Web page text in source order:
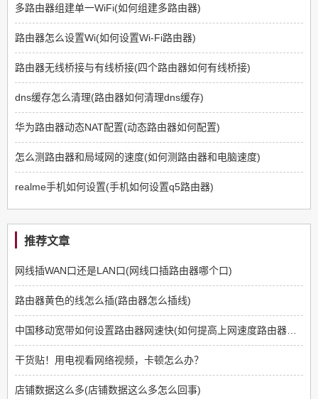
多路由器组建单一WiFi(如何组建多路由器)
路由器怎么设置Wi(如何设置Wi-Fi路由器)
路由器无线桥接与有线桥接(四个路由器如何有线桥接)
dns缓存怎么清理(路由器如何清理dns缓存)
华为路由器动态NAT配置(动态路由器如何配置)
怎么测路由器和局域网的速度(如何测路由器和电脑速度)
realme手机如何设置(手机如何设置q5路由器)
推荐文章
网线插WAN口还是LAN口(网线口插路由器哪个口)
路由器黄色的线怎么插(路由器怎么插线)
干货贴！用电视看网络视频，卡顿怎么办？
店铺数据这么多(店铺数据这么多怎么回事)